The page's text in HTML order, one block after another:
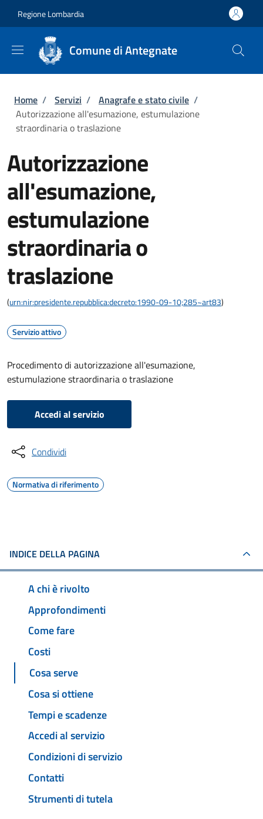
Regione Lombardia
Comune di Antegnate
Briciole di pane
Home / Servizi / Anagrafe e stato civile /
Autorizzazione all'esumazione, estumulazione
straordinaria o traslazione
Autorizzazione
all'esumazione,
estumulazione
straordinaria o
traslazione
(urn:nir:presidente.repubblica:decreto:1990-09-10;285~art83)
Servizio attivo
Procedimento di autorizzazione all'esumazione,
estumulazione straordinaria o traslazione
Accedi al servizio
Condividi
Normativa di riferimento
INDICE DELLA PAGINA
A chi è rivolto
Approfondimenti
Come fare
Costi
Cosa serve
Cosa si ottiene
Tempi e scadenze
Accedi al servizio
Condizioni di servizio
Contatti
Strumenti di tutela